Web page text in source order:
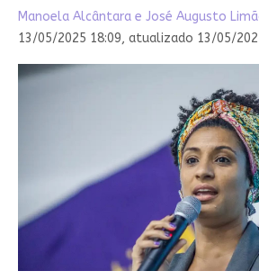
Manoela Alcântara e José Augusto
13/05/2025 18:09, atualizado 13/05/